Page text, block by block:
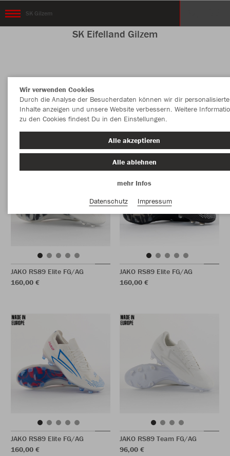
SK Gilzem
SK Eifelland Gilzem
JAKO RS89 Elite FG/AG
160,00 €
JAKO RS89 Elite FG/AG
160,00 €
JAKO RS89 Elite FG/AG
160,00 €
JAKO RS89 Team FG/AG
96,00 €
Wir verwenden Cookies
Durch die Analyse der Besucherdaten können wir dir personalisierte
Inhalte anzeigen und unsere Website verbessern. Weitere
zu den Cookies findest Du in den Einstellungen.
Alle akzeptieren
Alle ablehnen
mehr Infos
Datenschutz
Impressum